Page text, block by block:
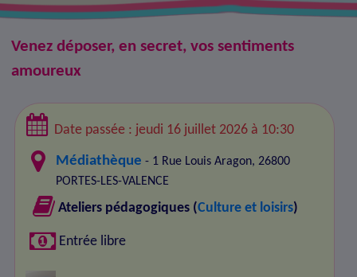
Venez déposer, en secret, vos sentiments
amoureux
Date passée : jeudi 16 juillet 2026 à 10:30
Médiathèque - 1 Rue Louis Aragon, 26800
PORTES-LES-VALENCE
Ateliers pédagogiques (Culture et loisirs)
Entrée libre